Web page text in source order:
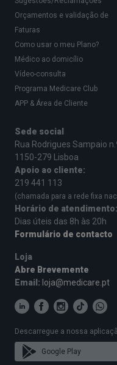
Orçamentos e validação de
Faturas
Como usar o meu Plano?
Médico ao domicílio
Vídeo-consulta
Programa Medicare Club
APP & Área de Cliente
Sede social
Rua Rodrigues Sampaio
1150-279 Lisboa
Apoio ao cliente:
219 441 113
(chamada para a rede fixa
Horário de atendimento:
Dias úteis das 8h às 20h
Formulário de contacto
Loja
Abre Brevemente
Email: loja@medicare.pt
Descarregue a nossa
Google Play